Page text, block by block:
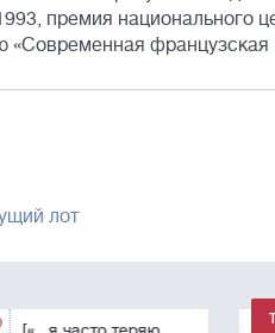
премия национального
«Современная французская
лот